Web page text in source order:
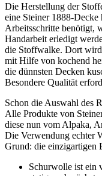
Die Herstellung der
eine Steiner 1888-Decke
Arbeitsschritte benötigt,
Handarbeit erledigt
die Stoffwalke. Dort
mit Hilfe von kochend
die dünnsten Decken
Besondere Qualität
Schon die Auswahl des
Alle Produkte von
diese nun vom Alpaka,
Die Verwendung echter
Grund: die einzigartigen
Schurwolle ist ein